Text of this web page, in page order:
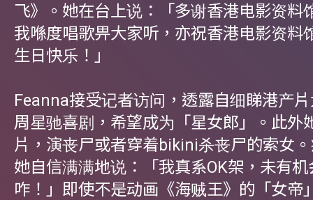
飞》。她在台上说：「多谢香港电影资料
我喺度唱歌畀大家听，亦祝香港电影资料
生日快乐！」
Feanna接受记者访问，透露自细睇港产
周星驰喜剧，希望成为「星女郎」。此外
片，演丧尸或者穿着bikini杀丧尸的索女
她自信满满地说：「我真系OK架，未有
咋！」即使不是动画《海贼王》的「女帝